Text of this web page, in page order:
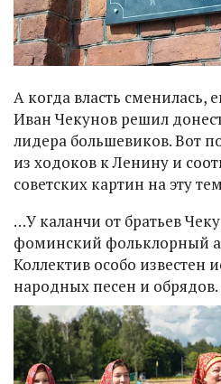
А когда власть сменилась,
Иван Чекунов решил
лидера большевиков. Вот
из ходоков к Ленину и
советских картин на эту
…У каланчи от братьев
фоминский фольклорный
Коллектив особо
народных песен и обрядов.